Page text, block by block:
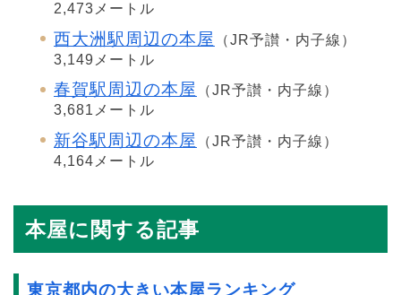
2,473メートル
西大洲駅周辺の本屋
（JR予讃・内子線）
3,149メートル
春賀駅周辺の本屋
（JR予讃・内子線）
3,681メートル
新谷駅周辺の本屋
（JR予讃・内子線）
4,164メートル
本屋に関する記事
東京都内の大きい本屋ランキング